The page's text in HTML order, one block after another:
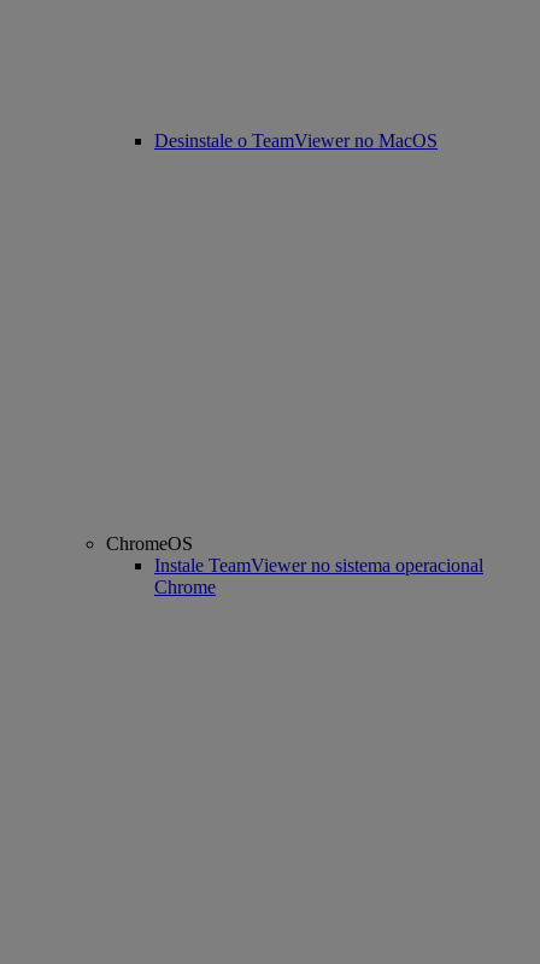
Desinstale o TeamViewer no MacOS
ChromeOS
Instale TeamViewer no sistema operacional
Chrome